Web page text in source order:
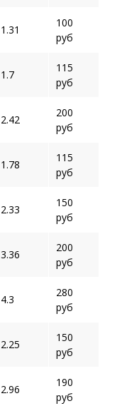
1.31
100
руб
1.7
115
руб
2.42
200
руб
1.78
115
руб
2.33
150
руб
3.36
200
руб
4.3
280
руб
2.25
150
руб
2.96
190
руб